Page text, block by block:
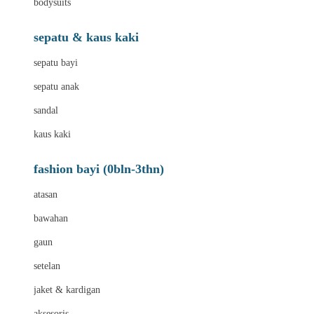
bodysuits
sepatu & kaus kaki
sepatu bayi
sepatu anak
sandal
kaus kaki
fashion bayi (0bln-3thn)
atasan
bawahan
gaun
setelan
jaket & kardigan